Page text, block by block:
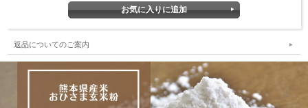
返品についてのご案内